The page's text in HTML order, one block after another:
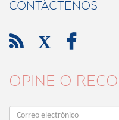
CONTÁCTENOS
 X 
OPINE O